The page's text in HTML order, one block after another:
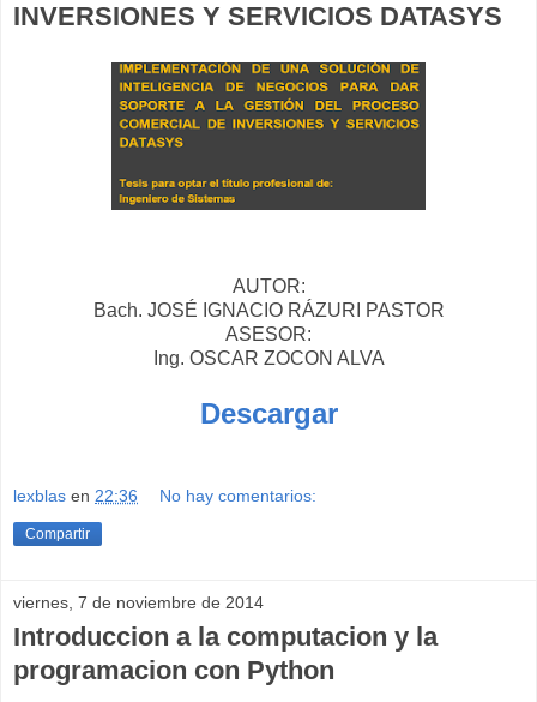
INVERSIONES Y SERVICIOS DATASYS
AUTOR:
Bach. JOSÉ IGNACIO RÁZURI PASTOR
ASESOR:
Ing. OSCAR ZOCON ALVA
Descargar
lexblas en 22:36 No hay comentarios:
Compartir
viernes, 7 de noviembre de 2014
Introduccion a la computacion y la
programacion con Python